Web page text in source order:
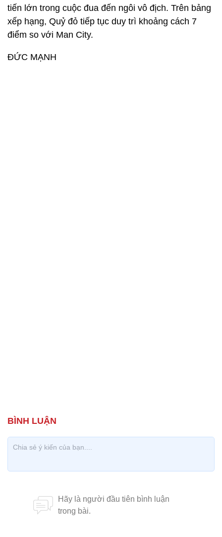
tiến lớn trong cuộc đua đến ngôi vô địch. Trên bảng
xếp hạng, Quỷ đỏ tiếp tục duy trì khoảng cách 7
điểm so với Man City.
ĐỨC MẠNH